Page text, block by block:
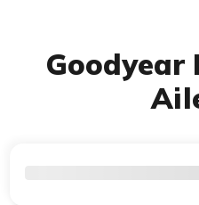
Goodyear